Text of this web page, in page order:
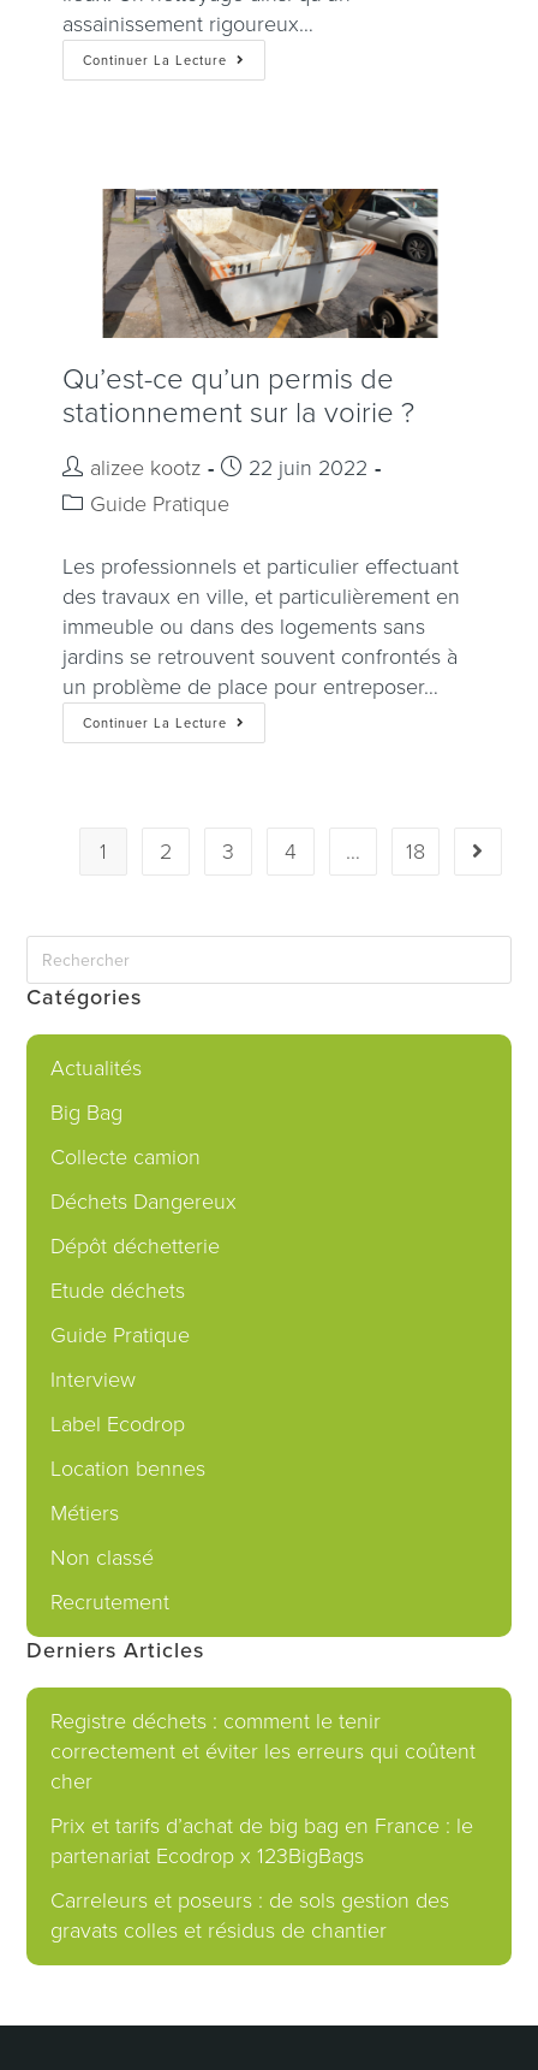
assainissement rigoureux…
Continuer La Lecture
Qu’est-ce qu’un permis de
stationnement sur la voirie ?
alizee kootz
22 juin 2022
Guide Pratique
Les professionnels et particulier effectuant
des travaux en ville, et particulièrement en
immeuble ou dans des logements sans
jardins se retrouvent souvent confrontés à
un problème de place pour entreposer…
Continuer La Lecture
1 2 3 4 … 18
Catégories
Actualités
Big Bag
Collecte camion
Déchets Dangereux
Dépôt déchetterie
Etude déchets
Guide Pratique
Interview
Label Ecodrop
Location bennes
Métiers
Non classé
Recrutement
Derniers Articles
Registre déchets : comment le tenir
correctement et éviter les erreurs qui coûtent
cher
Prix et tarifs d’achat de big bag en France : le
partenariat Ecodrop x 123BigBags
Carreleurs et poseurs : de sols gestion des
gravats colles et résidus de chantier